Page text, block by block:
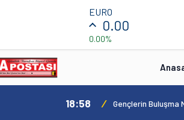
EURO
0.00
0.00%
18:58 / Gençlerin Buluşma